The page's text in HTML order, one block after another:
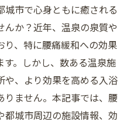
市で心身ともに癒される
か？近年、温泉の泉質や
、特に腰痛緩和への効果
。しかし、数ある温泉施
や、より効果を高める入浴
りません。本記事では、腰
城市周辺の施設情報、効